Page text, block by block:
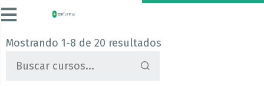
Mostrando 1-8 de 20 resultados